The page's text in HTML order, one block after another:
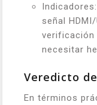
señal
verificación
necesitar
Veredicto
En términos